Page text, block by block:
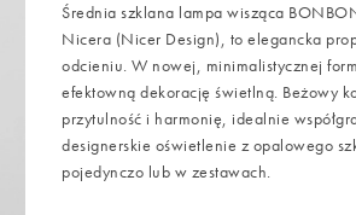
Średnia szklana lampa wisząca
Nicera (Nicer Design), to elegancka
odcieniu. W nowej, minimalistycznej
efektowną dekorację świetlną. Beżowy
przytulność i harmonię, idealnie
designerskie oświetlenie z opalowego
pojedynczo lub w zestawach.